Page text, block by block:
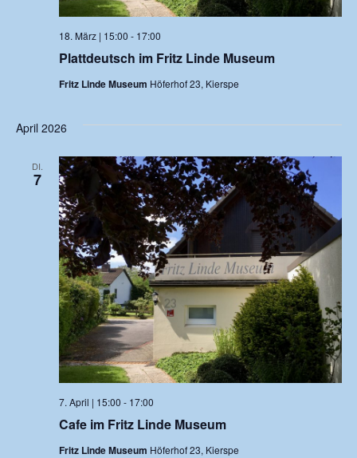
Plattdeutsch im Fritz Linde Museum
18. März | 15:00 - 17:00
Fritz Linde Museum Höferhof 23, Kierspe
April 2026
DI.
7
Cafe im Fritz Linde Museum
7. April | 15:00 - 17:00
Fritz Linde Museum Höferhof 23, Kierspe